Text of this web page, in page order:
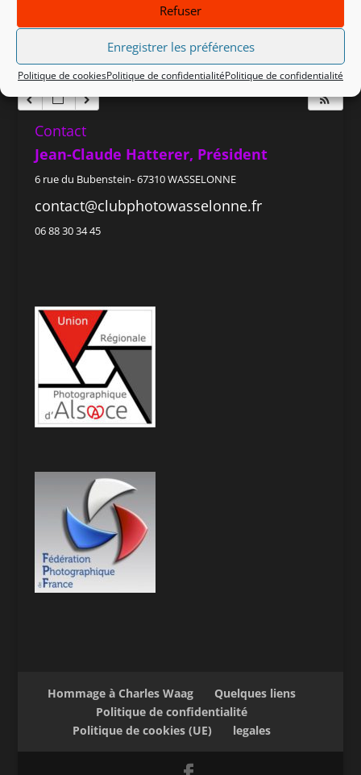
Refuser
Enregistrer les préférences
Politique de cookiesPolitique de confidentialitéPolitique de confidentialité
Contact
Jean-Claude Hatterer, Président
6 rue du Bubenstein- 67310 WASSELONNE
contact@clubphotowasselonne.fr
06 88 30 34 45
Hommage à Charles Waag
Quelques liens
Politique de confidentialité
Politique de cookies (UE)
legales